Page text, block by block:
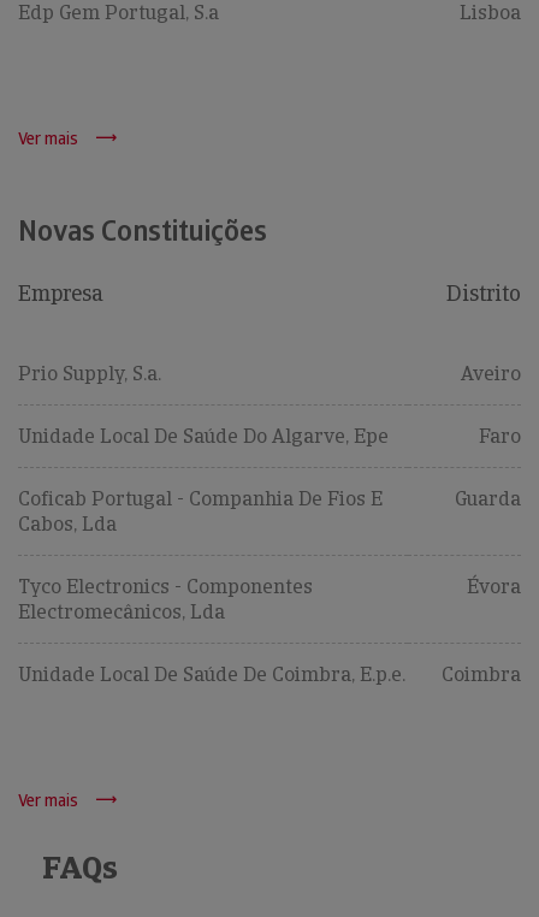
Edp Gem Portugal, S.a Lisboa
Ver mais
Novas Constituições
Empresa Distrito
Prio Supply, S.a. Aveiro
Unidade Local De Saúde Do Algarve, Epe Faro
Coficab Portugal - Companhia De Fios E
Cabos, Lda
Guarda
Tyco Electronics - Componentes
Electromecânicos, Lda
Évora
Unidade Local De Saúde De Coimbra, E.p.e. Coimbra
Ver mais
FAQs